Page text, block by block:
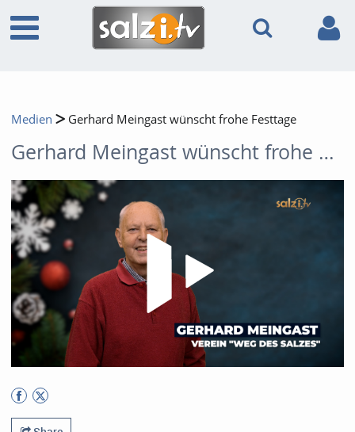
Medien Gerhard Meingast wünscht frohe Festtage
Gerhard Meingast wünscht frohe Festtage